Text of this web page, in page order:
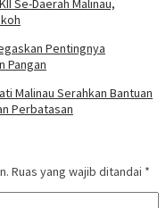
Se-Daerah Malinau,
Pentingnya
Pangan
Malinau Serahkan Bantuan
Perbatasan
Ruas yang wajib ditandai *